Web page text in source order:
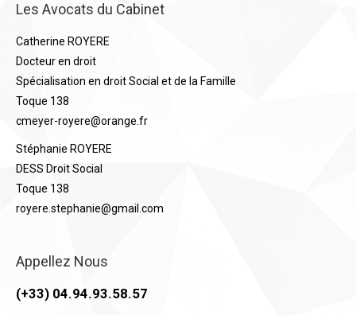
Les Avocats du Cabinet
Catherine ROYERE
Docteur en droit
Spécialisation en droit Social et de la Famille
Toque 138
cmeyer-royere@orange.fr
Stéphanie ROYERE
DESS Droit Social
Toque 138
royere.stephanie@gmail.com
Appellez Nous
(+33) 04.94.93.58.57